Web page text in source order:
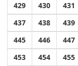
429
430 431
437
438 439
445
446 447
453
454 455